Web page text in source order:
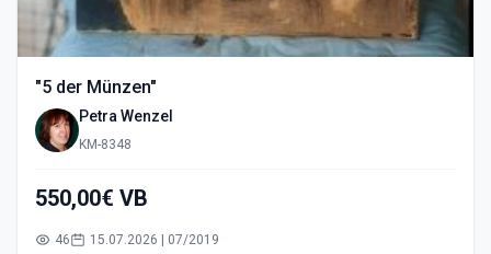
"5 der Münzen"
Petra Wenzel
KM-8348
550,00€ VB
46 15.07.2026 | 07/2019